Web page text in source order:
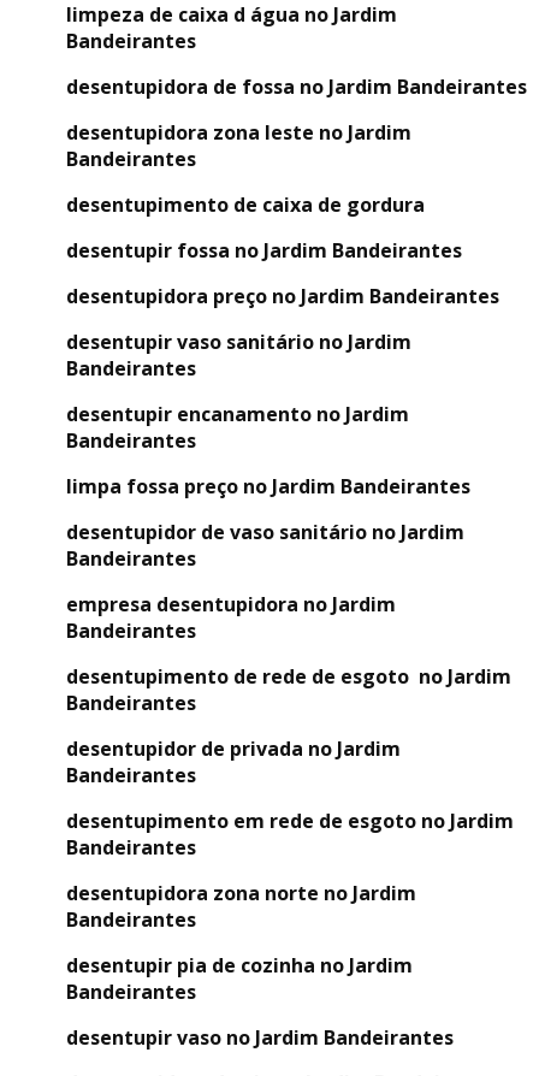
limpeza de caixa d água no Jardim
Bandeirantes
desentupidora de fossa no Jardim Bandeirantes
desentupidora zona leste no Jardim
Bandeirantes
desentupimento de caixa de gordura
desentupir fossa no Jardim Bandeirantes
desentupidora preço no Jardim Bandeirantes
desentupir vaso sanitário no Jardim
Bandeirantes
desentupir encanamento no Jardim
Bandeirantes
limpa fossa preço no Jardim Bandeirantes
desentupidor de vaso sanitário no Jardim
Bandeirantes
empresa desentupidora no Jardim
Bandeirantes
desentupimento de rede de esgoto no Jardim
Bandeirantes
desentupidor de privada no Jardim
Bandeirantes
desentupimento em rede de esgoto no Jardim
Bandeirantes
desentupidora zona norte no Jardim
Bandeirantes
desentupir pia de cozinha no Jardim
Bandeirantes
desentupir vaso no Jardim Bandeirantes